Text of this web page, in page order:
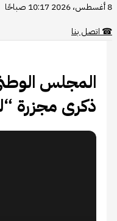
8 أغسطس، 2026 10:17 صباحًا
☎اتصل بنا
المجلس
ذكرى مجزرة